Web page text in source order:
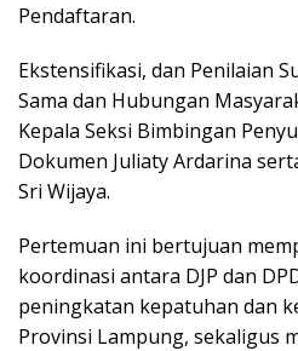
Pendaftaran.
Ekstensifikasi, dan Penilaian
Sama dan Hubungan
Kepala Seksi Bimbingan
Dokumen Juliaty Ardarina
Sri Wijaya.
Pertemuan ini bertujuan
koordinasi antara DJP dan
peningkatan kepatuhan dan
Provinsi Lampung, sekaligus